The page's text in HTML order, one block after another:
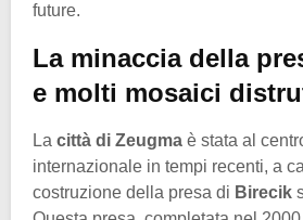
future.
La minaccia della
e molti mosaici
La città di Zeugma è stata al
internazionale in tempi recenti, a
costruzione della presa di Birecik